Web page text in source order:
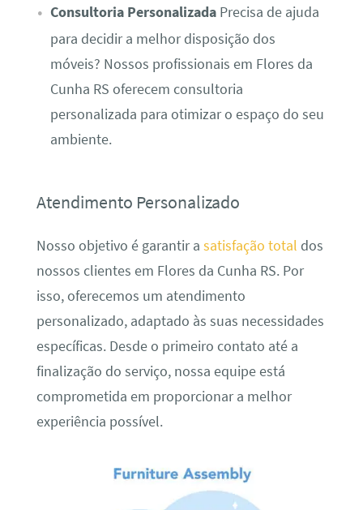
Consultoria PersonalizadaPrecisa de ajuda
para decidir a melhor disposição dos
móveis? Nossos profissionais em Flores da
Cunha RS oferecem consultoria
personalizada para otimizar o espaço do seu
ambiente.
Atendimento Personalizado
Nosso objetivo é garantir a satisfação total dos
nossos clientes em Flores da Cunha RS. Por
isso, oferecemos um atendimento
personalizado, adaptado às suas necessidades
específicas. Desde o primeiro contato até a
finalização do serviço, nossa equipe está
comprometida em proporcionar a melhor
experiência possível.